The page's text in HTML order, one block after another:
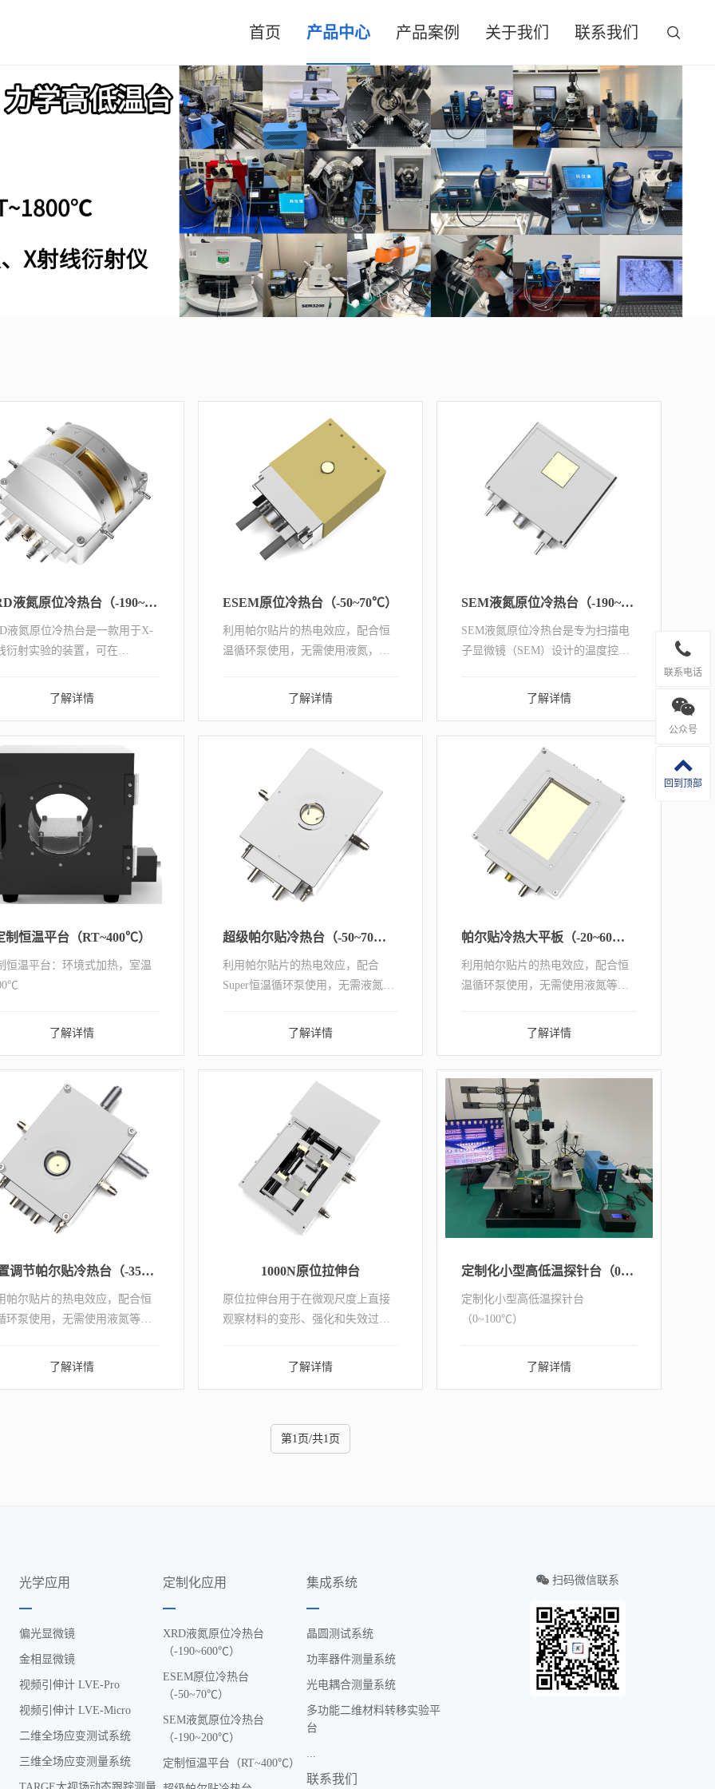
首页 产品中心 产品案例 关于我们 联系我们
联系电话
公众号
回到顶部
XRD液氮原位冷热台（-190~600℃）
液氮原位冷热台是一款用于X-
衍射实验的装置，可在
实现样品在气密/真空环境下的
等性质。帮...
了解详情
ESEM原位冷热台（-50~70℃）
利用帕尔贴片的热电效应，配合恒
温循环泵使用，无需使用液氮，即
了解详情
SEM液氮原位冷热台（-190~200℃）
SEM液氮原位冷热台是专为扫描电
子显微镜（SEM）设计的温度控制
对样品台进行精确控温，可实时观
温，可控温度范围：...
了解详情
制恒温平台（RT~400℃）
恒温平台：环境式加热，室温
了解详情
超级帕尔贴冷热台（-50~70℃）
利用帕尔贴片的热电效应，配合
Super恒温循环泵使用，无需液氮，
镜（Leica、Olympus、Nikon、Zeiss
了解详情
帕尔贴冷热大平板（-20~60℃）
利用帕尔贴片的热电效应，配合恒
温循环泵使用，无需使用液氮等制
在-20℃~60℃的温度范围内进行控
变温光学观测...
了解详情
外置调节帕尔贴冷热台（-35~130℃）
帕尔贴片的热电效应，配合恒
环泵使用，无需使用液氮等制
类显微镜（Leica、Olympus、
了解详情
1000N原位拉伸台
原位拉伸台用于在微观尺度上直接
观察材料的变形、强化和失效过
成像，得到定量的载荷和位移的数
了解详情
定制化小型高低温探针台（0~100℃）
定制化小型高低温探针台
（0~100℃）
了解详情
第1页/共1页
扫码微信联系
光学应用
偏光显微镜
金相显微镜
视频引伸计 LVE-Pro
视频引伸计 LVE-Micro
二维全场应变测试系统
三维全场应变测量系统
定制化应用
XRD液氮原位冷热台
（-190~600℃）
ESEM原位冷热台
（-50~70℃）
SEM液氮原位冷热台
（-190~200℃）
定制恒温平台（RT~400℃）
集成系统
晶圆测试系统
功率器件测量系统
光电耦合测量系统
多功能二维材料转移实验平
台
联系我们